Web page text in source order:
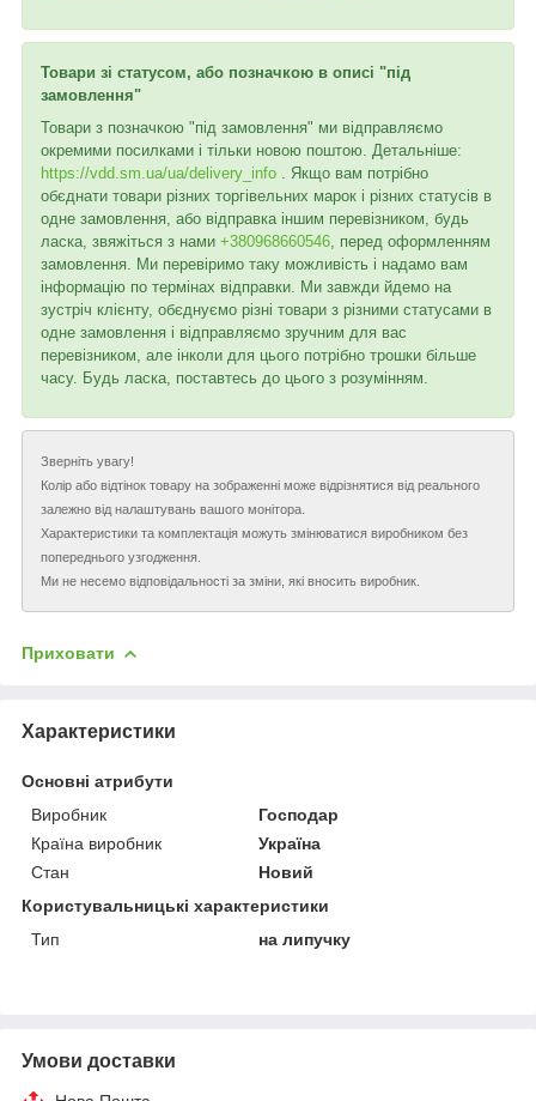
Товари зі статусом, або позначкою в описі "під
замовлення"
Товари з позначкою "під замовлення" ми відправляємо
окремими посилками і тільки новою поштою. Детальніше:
https://vdd.sm.ua/ua/delivery_info . Якщо вам потрібно
обєднати товари різних торгівельних марок і різних статусів в
одне замовлення, або відправка іншим перевізником, будь
ласка, звяжіться з нами +380968660546 , перед оформленням
замовлення. Ми перевіримо таку можливість і надамо вам
інформацію по термінах відправки. Ми завжди йдемо на
зустріч клієнту, обєднуємо різні товари з різними статусами в
одне замовлення і відправляємо зручним для вас
перевізником, але інколи для цього потрібно трошки більше
часу. Будь ласка, поставтесь до цього з розумінням.
Зверніть увагу!
Колір або відтінок товару на зображенні може відрізнятися від реального
залежно від налаштувань вашого монітора.
Характеристики та комплектація можуть змінюватися виробником без
попереднього узгодження.
Ми не несемо відповідальності за зміни, які вносить виробник.
Приховати
Характеристики
Основні атрибути
Виробник
Господар
Країна виробник
Україна
Стан
Новий
Користувальницькі характеристики
Тип
на липучку
Умови доставки